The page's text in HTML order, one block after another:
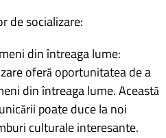
de socializare:
din întreaga lume:
oferă oportunitatea de a
din întreaga lume. Această
poate duce la noi
culturale interesante.